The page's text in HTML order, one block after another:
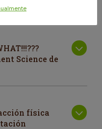
Science de
física